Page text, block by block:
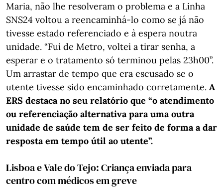
Maria, não lhe resolveram o problema e a Linha
SNS24 voltou a reencaminhá-lo como se já não
tivesse estado referenciado e à espera noutra
unidade. “Fui de Metro, voltei a tirar senha, a
esperar e o tratamento só terminou pelas 23h00”.
Um arrastar de tempo que era escusado se o
utente tivesse sido encaminhado corretamente. A
ERS destaca no seu relatório que “o atendimento
ou referenciação alternativa para uma outra
unidade de saúde tem de ser feito de forma a dar
resposta em tempo útil ao utente”.
Lisboa e Vale do Tejo: Criança enviada para
centro com médicos em greve